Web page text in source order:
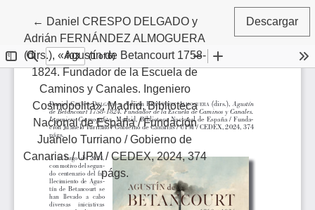
← Volver a los detalles del artículo
Daniel CRESPO DELGADO y
Adrián FERNÁNDEZ ALMOGUERA
(dirs.), «Agustín de Betancourt 1758-
1824. Fundador de la Escuela de
Caminos y Canales. Ingeniero
Cosmopolita», Madrid, Biblioteca
Nacional de España / Fundación
Juanelo Turriano / Gobierno de
Canarias / UPM / CEDEX, 2024, 374
págs.
Descargar